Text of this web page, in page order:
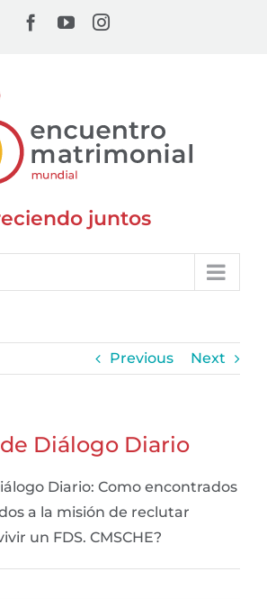
Facebook
YouTubeInstagram
juntos
Previous Next
Diálogo Diario
Diario: Como encontrados
a la misión de reclutar
un FDS. CMSCHE?